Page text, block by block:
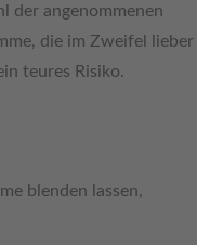
der angenommenen
die im Zweifel lieber
teures Risiko.
blenden lassen,